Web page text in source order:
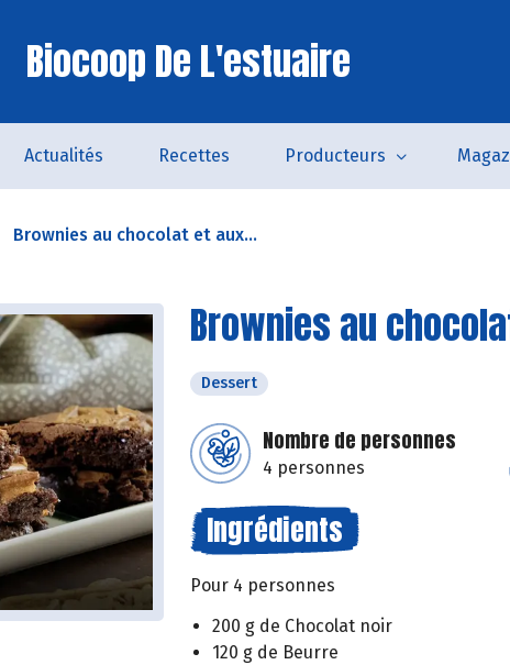
Biocoop De L'estuaire
Actualités Recettes Producteurs
Brownies au chocolat et aux...
Brownies au
Dessert
Nombre de personnes
4 personnes
Ingrédients
Pour 4 personnes
200 g de Chocolat noir
120 g de Beurre